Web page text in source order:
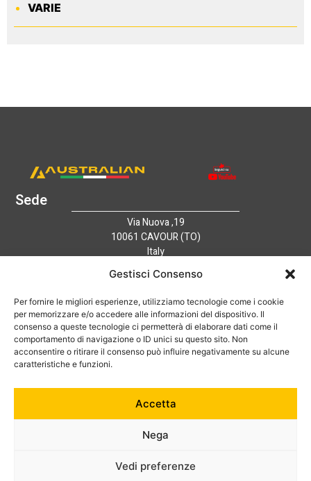
Gestisci Consenso
Per fornire le migliori esperienze, utilizziamo tecnologie come i cookie
per memorizzare e/o accedere alle informazioni del dispositivo. Il
consenso a queste tecnologie ci permetterà di elaborare dati come il
comportamento di navigazione o ID unici su questo sito. Non
acconsentire o ritirare il consenso può influire negativamente su alcune
caratteristiche e funzioni.
Accetta
Nega
Vedi preferenze
VARIE
Sede
Via Nuova ,19
10061 CAVOUR (TO)
Italy
Azienda
Catalogo
Tecnologia
News
+39 0121 600752
info@australian-srl.com